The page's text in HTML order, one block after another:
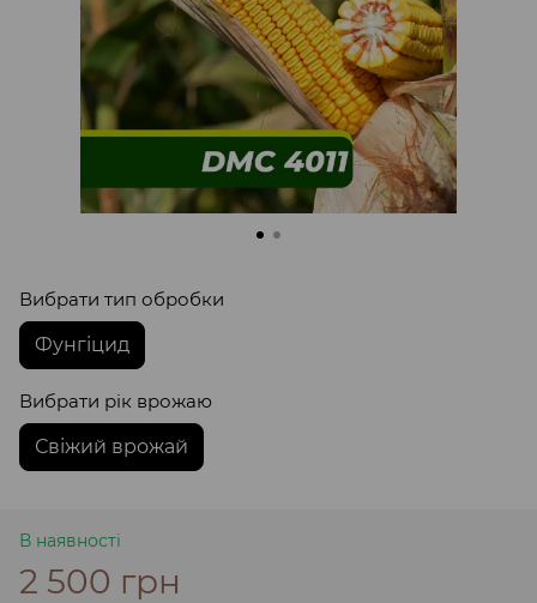
Вибрати тип обробки
Фунгіцид
Вибрати рік врожаю
Свіжий врожай
В наявності
2 500 грн